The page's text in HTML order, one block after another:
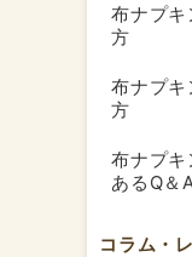
布ナプキ
方
布ナプキ
方
布ナプキ
あるQ＆
コラム・